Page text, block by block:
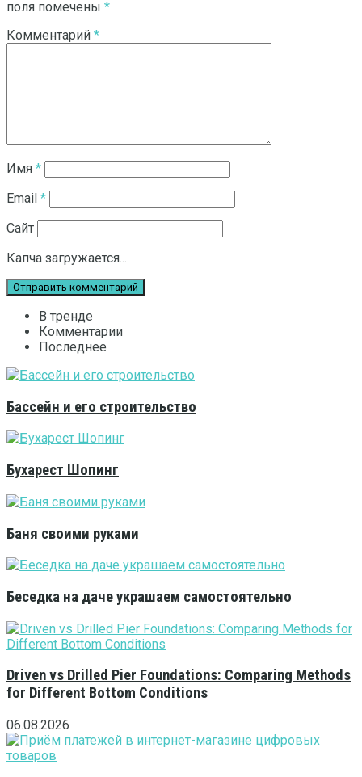
поля помечены *
Комментарий *
Имя *
Email *
Сайт
Капча загружается...
В тренде
Комментарии
Последнее
Бассейн и его строительство
Бухарест Шопинг
Баня своими руками
Беседка на даче украшаем самостоятельно
Driven vs Drilled Pier Foundations: Comparing Methods
for Different Bottom Conditions
06.08.2026